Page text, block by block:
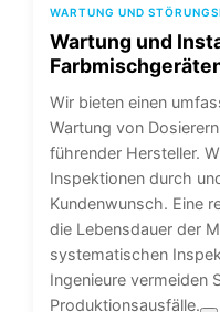
WARTUNG UND
Wartung und
Wir bieten einen
Wartung von
führender Hersteller.
Inspektionen durch
Kundenwunsch. Eine
die Lebensdauer der
systematischen
Ingenieure vermeiden
Produktionsausfälle.